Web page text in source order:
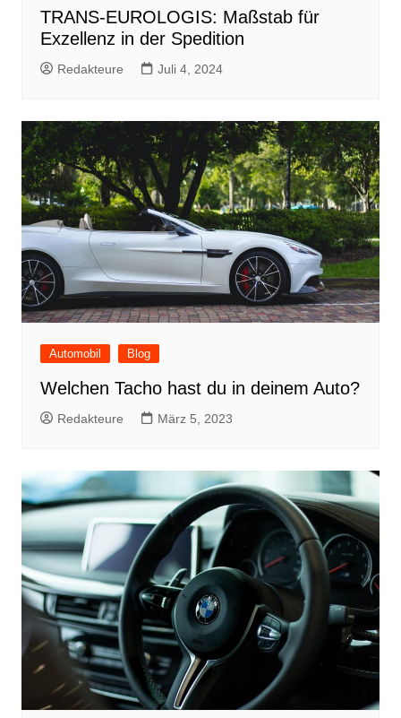
TRANS-EUROLOGIS: Maßstab für
Exzellenz in der Spedition
Redakteure Juli 4, 2024
Automobil Blog
Welchen Tacho hast du in deinem Auto?
Redakteure März 5, 2023